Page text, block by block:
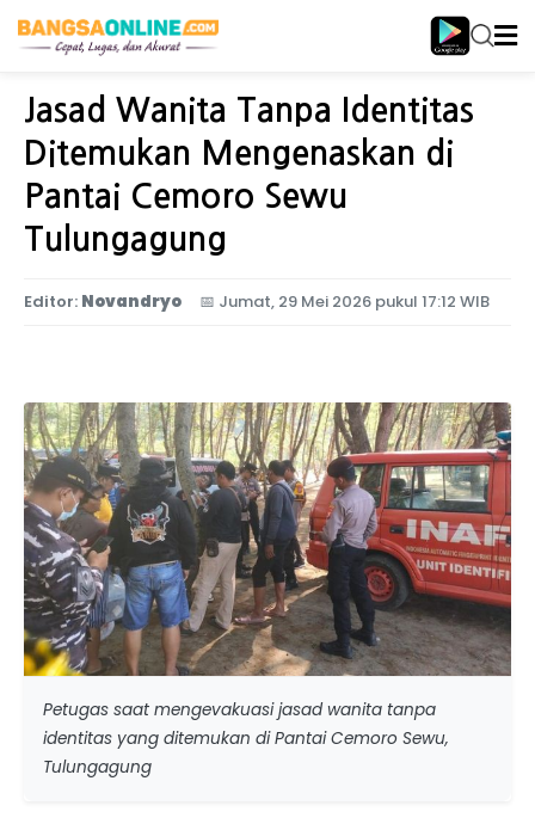
Home Jawa Timur
Jasad Wanita Tanpa Identitas
Ditemukan Mengenaskan di
Pantai Cemoro Sewu
Tulungagung
Editor: Novandryo 📅 Jumat, 29 Mei 2026 pukul 17:12 WIB
Petugas saat mengevakuasi jasad wanita tanpa
identitas yang ditemukan di Pantai Cemoro Sewu,
Tulungagung